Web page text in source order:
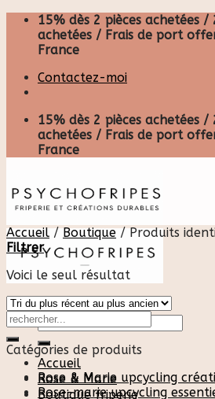
Skip
content
15% dès 2 pièces achetées /
achetées / Frais de port
France
Contactez-moi
15% dès 2 pièces achetées /
achetées / Frais de port
France
Recherche
pour :
Accueil
Rose & Marie
Boutique friperie
Accueil / Boutique /Produits
Filtrer
Voici le seul résultat
Catégories de produits
Rose & Marie upcycling
Rose-marie upcycling